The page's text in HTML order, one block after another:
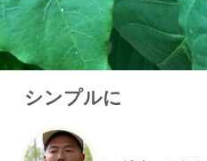
シンプルに